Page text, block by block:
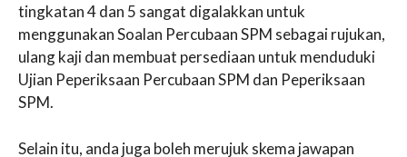
tingkatan 4 dan 5 sangat digalakkan untuk
menggunakan Soalan Percubaan SPM sebagai rujukan,
ulang kaji dan membuat persediaan untuk menduduki
Ujian Peperiksaan Percubaan SPM dan Peperiksaan
SPM.
Selain itu, anda juga boleh merujuk skema jawapan